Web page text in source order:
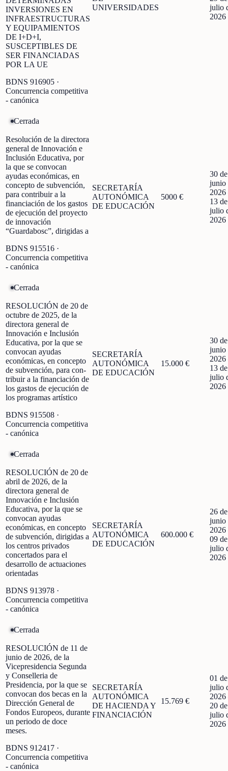
INVERSIONES EN
INFRAESTRUCTURAS
Y EQUIPAMIENTOS
DE I+D+I,
SUSCEPTIBLES DE
SER FINANCIADAS
POR LA UE
BDNS 916905 ·
Concurrencia competitiva
- canónica
UNIVERSIDADES
julio
2026
Cerrada
Resolución de la directora
general de Innovación e
Inclusión Educativa, por
la que se convocan
ayudas económicas, en
concepto de subvención,
para contribuir a la
financiación de los gastos
de ejecución del proyecto
de innovación
“Guardabosc”, dirigidas a
BDNS 915516 ·
Concurrencia competitiva
- canónica
SECRETARÍA
AUTONÓMICA
DE EDUCACIÓN
5000 €
30 de
junio
2026
13 de
julio
2026
Cerrada
RESOLUCIÓN de 20 de
octubre de 2025, de la
directora general de
Innovación e Inclusión
Educativa, por la que se
convocan ayudas
económicas, en concepto
de subvención, para con-
tribuir a la financiación de
los gastos de ejecución de
los programas artístico
BDNS 915508 ·
Concurrencia competitiva
- canónica
SECRETARÍA
AUTONÓMICA
DE EDUCACIÓN
15.000 €
30 de
junio
2026
13 de
julio
2026
Cerrada
RESOLUCIÓN de 20 de
abril de 2026, de la
directora general de
Innovación e Inclusión
Educativa, por la que se
convocan ayudas
económicas, en concepto
de subvención, dirigidas a
los centros privados
concertados para el
desarrollo de actuaciones
orientadas
BDNS 913978 ·
Concurrencia competitiva
- canónica
SECRETARÍA
AUTONÓMICA
DE EDUCACIÓN
600.000 €
26 de
junio
2026
09 de
julio
2026
Cerrada
RESOLUCIÓN de 11 de
junio de 2026, de la
Vicepresidencia Segunda
y Conselleria de
Presidencia, por la que se
convocan dos becas en la
Dirección General de
Fondos Europeos, durante
un periodo de doce
meses.
BDNS 912417 ·
Concurrencia competitiva
- canónica
SECRETARÍA
AUTONÓMICA
DE HACIENDA Y
FINANCIACIÓN
15.769 €
01 de
julio
2026
20 de
julio
2026